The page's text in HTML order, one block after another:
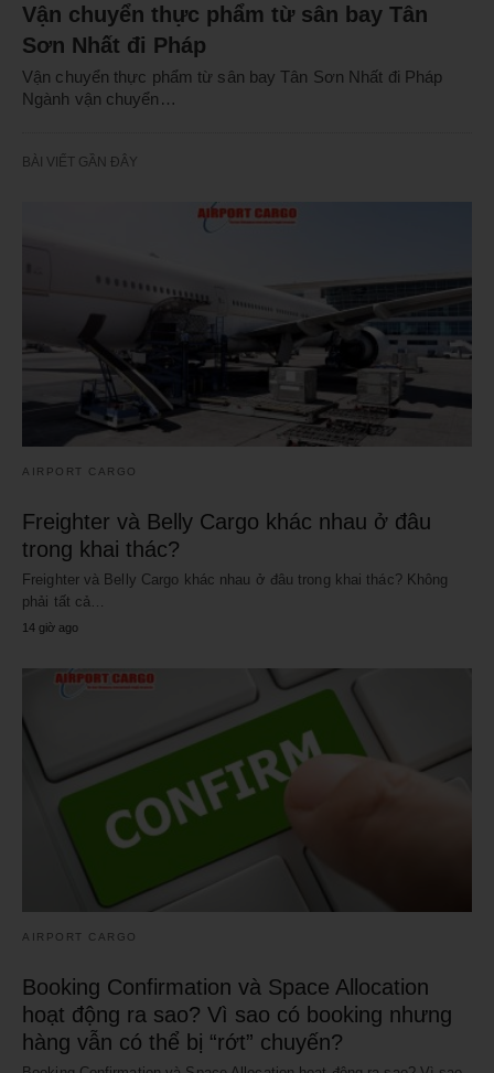
Vận chuyển thực phẩm từ sân bay Tân
Sơn Nhất đi Pháp
Vận chuyển thực phẩm từ sân bay Tân Sơn Nhất đi Pháp
Ngành vận chuyển…
BÀI VIẾT GẦN ĐÂY
AIRPORT CARGO
Freighter và Belly Cargo khác nhau ở đâu
trong khai thác?
Freighter và Belly Cargo khác nhau ở đâu trong khai thác? Không
phải tất cả…
14 giờ ago
AIRPORT CARGO
Booking Confirmation và Space Allocation
hoạt động ra sao? Vì sao có booking nhưng
hàng vẫn có thể bị “rớt” chuyến?